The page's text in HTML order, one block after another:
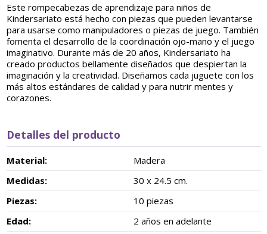
Este rompecabezas de aprendizaje para niños de
Kindersariato está hecho con piezas que pueden levantarse
para usarse como manipuladores o piezas de juego. También
fomenta el desarrollo de la coordinación ojo-mano y el juego
imaginativo. Durante más de 20 años, Kindersariato ha
creado productos bellamente diseñados que despiertan la
imaginación y la creatividad. Diseñamos cada juguete con los
más altos estándares de calidad y para nutrir mentes y
corazones.
Detalles del producto
Material:
Madera
Medidas:
30 x 24.5 cm.
Piezas:
10 piezas
Edad:
2 años en adelante